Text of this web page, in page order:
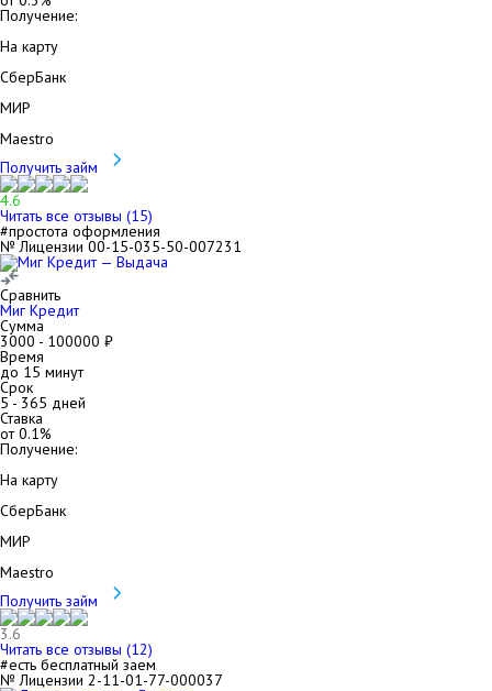
Получение:
На карту
СберБанк
МИР
Maestro
Получить займ
4.6
Читать все отзывы (15)
#простота оформления
№ Лицензии 00-15-035-50-007231
Сравнить
Миг Кредит
Сумма
3000 - 100000 ₽
Время
до 15 минут
Срок
5- 365 дней
Ставка
от0.1%
Получение:
На карту
СберБанк
МИР
Maestro
Получить займ
3.6
Читать все отзывы (12)
#есть бесплатный заем
№ Лицензии 2-11-01-77-000037